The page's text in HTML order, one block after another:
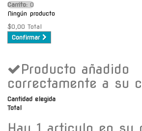
Marcas
Mayoristas
Contacto
Envío gratis a C.A.B.A. a
partir de $30000
Carrito: O
Ningún producto
$0,00 Total
Confirmar
Producto añadido
correctamente a su
Cantidad elegida
Total